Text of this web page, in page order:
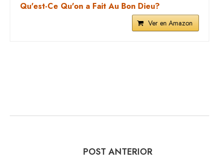
Qu'est-Ce Qu'on a Fait Au Bon Dieu?
Ver en Amazon
POST ANTERIOR